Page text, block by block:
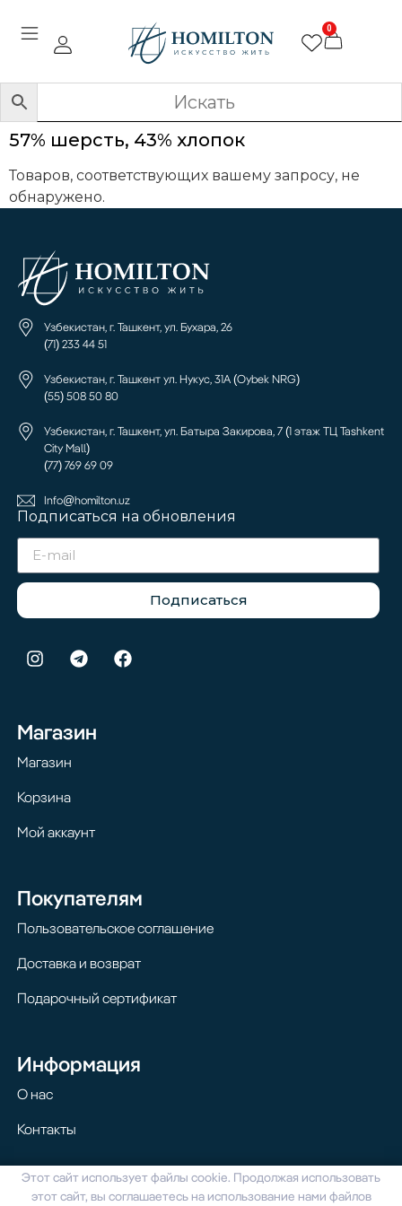
0
57% шерсть, 43% хлопок
Товаров, соответствующих вашему запросу, не
обнаружено.
Узбекистан, г. Ташкент, ул. Бухара, 26
(71) 233 44 51
Узбекистан, г. Ташкент ул. Нукус, 31А (Oybek NRG)
(55) 508 50 80
Узбекистан, г. Ташкент, ул. Батыра Закирова, 7 (1 этаж ТЦ Tashkent
City Mall)
(77) 769 69 09
Info@homilton.uz
Подписаться на обновления
Подписаться
Магазин
Магазин
Корзина
Мой аккаунт
Покупателям
Пользовательское соглашение
Доставка и возврат
Подарочный сертификат
Информация
О нас
Контакты
© 2024 Homilton. Все права защищены
Этот сайт использует файлы cookie. Продолжая использовать
этот сайт, вы соглашаетесь на использование нами файлов